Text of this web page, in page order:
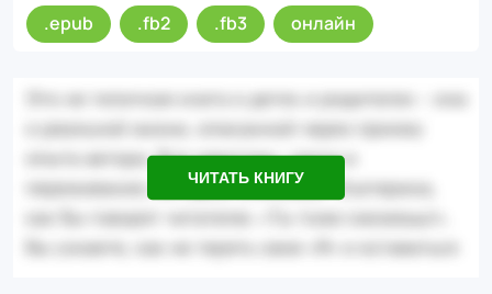
.epub .fb2 .fb3 онлайн
ЧИТАТЬ КНИГУ